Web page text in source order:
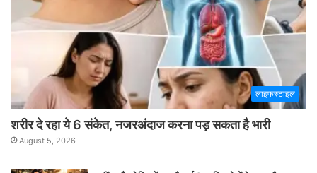
लाइफस्टाइल
शरीर दे रहा ये 6 संकेत, नजरअंदाज करना पड़ सकता है भारी
August 5, 2026